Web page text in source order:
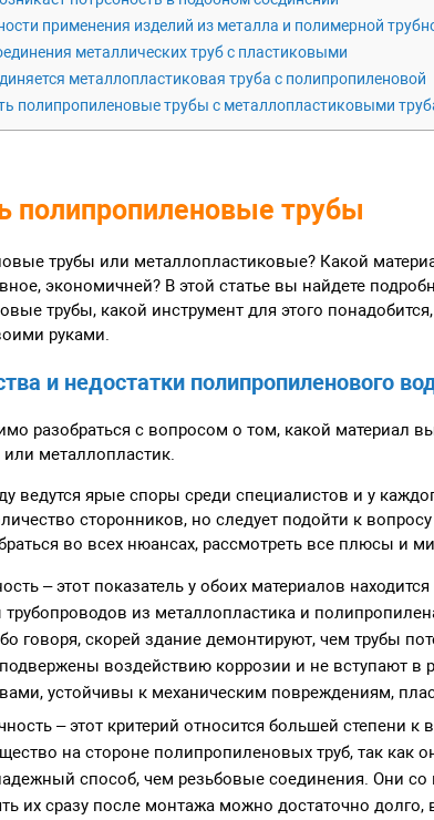
применения изделий из металла и полимерной
металлических труб с пластиковыми
металлопластиковая труба с полипропиленовой
полипропиленовые трубы с металлопластиковыми
полипропиленовые трубы
трубы или металлопластиковые? Какой
экономичней? В этой статье вы найдете
трубы, какой инструмент для этого
руками.
и недостатки полипропиленового
разобраться с вопросом о том, какой материал
металлопластик.
ведутся ярые споры среди специалистов и у
сторонников, но следует подойти к
во всех нюансах, рассмотреть все плюсы и
– этот показатель у обоих материалов
из металлопластика и
говоря, скорей здание демонтируют, чем трубы
воздействию коррозии и не вступают в
устойчивы к механическим повреждениям,
– этот критерий относится большей степени
на стороне полипропиленовых труб, так как
способ, чем резьбовые соединения. Они со
их сразу после монтажа можно достаточно